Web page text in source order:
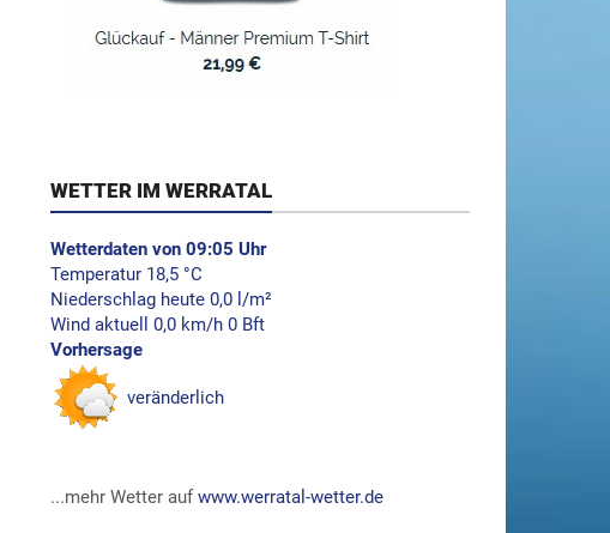
WETTER IM WERRATAL
Wetterdaten von 09:05 Uhr
Temperatur 18,5 °C
Niederschlag heute 0,0 l/m²
Wind aktuell 0,0 km/h 0 Bft
Vorhersage
veränderlich
...mehr Wetter aufwww.werratal-wetter.de